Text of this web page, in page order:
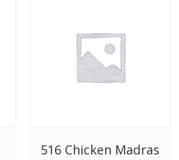
516 Chicken Madras